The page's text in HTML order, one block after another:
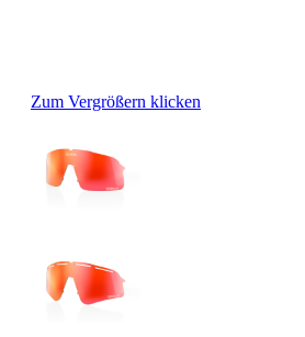
Zum Vergrößern klicken